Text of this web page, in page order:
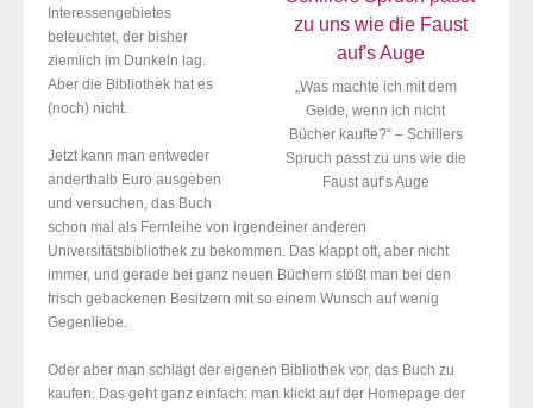
„Was machte ich mit dem
Gelde, wenn ich nicht
Bücher kaufte?“ – Schillers
Spruch passt zu uns wie die
Faust auf’s Auge
Interessengebietes
beleuchtet, der bisher
ziemlich im Dunkeln lag.
Aber die Bibliothek hat es
(noch) nicht.
Jetzt kann man entweder
anderthalb Euro ausgeben
und versuchen, das Buch
schon mal als Fernleihe von irgendeiner anderen
Universitätsbibliothek zu bekommen. Das klappt oft, aber nicht
immer, und gerade bei ganz neuen Büchern stößt man bei den
frisch gebackenen Besitzern mit so einem Wunsch auf wenig
Gegenliebe.
Oder aber man schlägt der eigenen Bibliothek vor, das Buch zu
kaufen. Das geht ganz einfach: man klickt auf der Homepage der